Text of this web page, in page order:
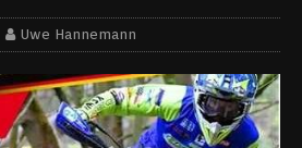
Uwe Hannemann